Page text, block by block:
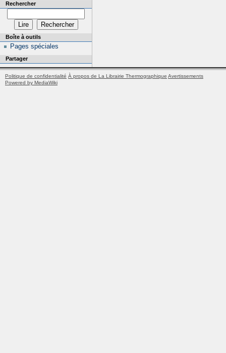
Rechercher
Boîte à outils
Pages spéciales
Partager
Politique de confidentialité À propos de La Librairie Thermographique Avertissements
Powered by MediaWiki